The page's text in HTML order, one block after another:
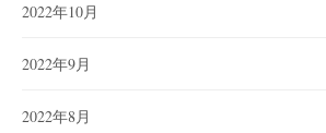
2022年10月
2022年9月
2022年8月